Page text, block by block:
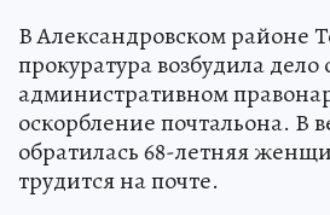
В Александровском районе
прокуратура возбудила дело
административном
оскорбление почтальона. В
обратилась 68-летняя
трудится на почте.